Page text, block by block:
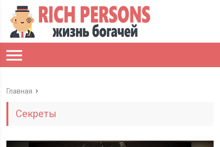
Главная
Секреты